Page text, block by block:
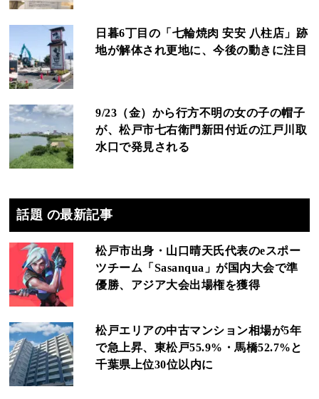
日暮6丁目の「七輪焼肉 安安 八柱店」跡
地が解体され更地に、今後の動きに注目
9/23（金）から行方不明の女の子の帽子
が、松戸市七右衛門新田付近の江戸川取
水口で発見される
話題 の最新記事
松戸市出身・山口晴天氏代表のeスポー
ツチーム「Sasanqua」が国内大会で準
優勝、アジア大会出場権を獲得
松戸エリアの中古マンション相場が5年
で急上昇、東松戸55.9%・馬橋52.7%と
千葉県上位30位以内に